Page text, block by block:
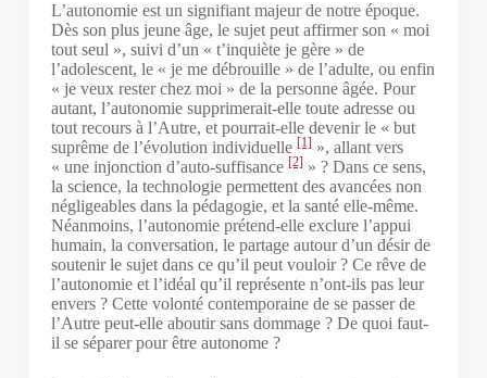
L’autonomie est un signifiant majeur de notre époque.
Dès son plus jeune âge, le sujet peut affirmer son « moi
tout seul », suivi d’un « t’inquiète je gère » de
l’adolescent, le « je me débrouille » de l’adulte, ou enfin
« je veux rester chez moi » de la personne âgée. Pour
autant, l’autonomie supprimerait-elle toute adresse ou
tout recours à l’Autre, et pourrait-elle devenir le « but
suprême de l’évolution individuelle[1]», allant vers
« une injonction d’auto-suffisance[2]» ? Dans ce sens,
la science, la technologie permettent des avancées non
négligeables dans la pédagogie, et la santé elle-même.
Néanmoins, l’autonomie prétend-elle exclure l’appui
humain, la conversation, le partage autour d’un désir de
soutenir le sujet dans ce qu’il peut vouloir ? Ce rêve de
l’autonomie et l’idéal qu’il représente n’ont-ils pas leur
envers ? Cette volonté contemporaine de se passer de
l’Autre peut-elle aboutir sans dommage ? De quoi faut-
il se séparer pour être autonome ?